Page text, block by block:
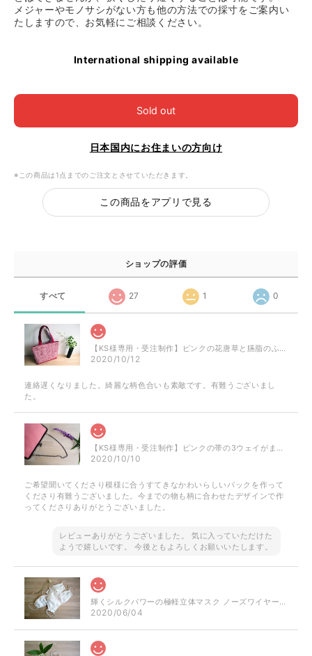
メジャーやモノサシがない方も他の方法での採寸をご案内い
たしますので、お気軽にご相談ください。
International shipping available
Sold out
日本国内にお住まいの方向け
※この商品は1点までのご注文とさせていただきます。
この商品をアプリで見る
ショップの評価
すべて 27 1 0
【KS様専用・受注制作】ピンクの花唐草と臙脂のふくれ織のミニトート
2020/10/12
連絡遅くなりました。綺麗な柄色合いも素敵です。有難うございまし
た。
【KS様専用・受注制作】ピンクの帯の3ウェイがまぐちバッグ
2020/10/10
ご希望聞いてくださり模様に合うすてきなかわいらしいバックを作って
くださり有難うございました。今までの物も柄に合わせたデザインで作
ってくださりありがとうございました。
レビューありがとうございました。 気に入っていただけた
ようで嬉しいです。 今後ともよろしくお願いいたします。
輝くシルクパワーの極軽立体マスク ノーズワイヤー入り（肌触りの良い着物の裏地絹100％）
2020/06/04